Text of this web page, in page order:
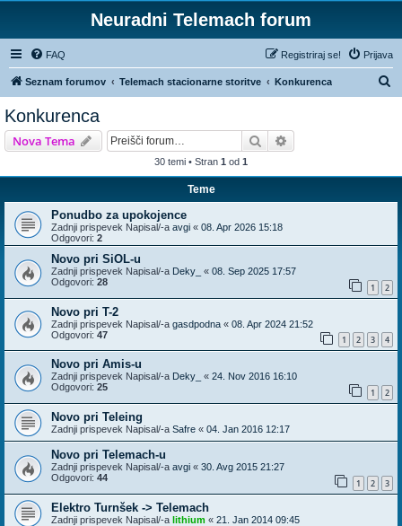
Neuradni Telemach forum
FAQ Prijava
Registriraj se!
Seznam forumov Telemach stacionarne storitve Konkurenca
Konkurenca
Nova Tema Iskanje
30 temi • Stran 1 od 1
Teme
Ponudbo za upokojence
Zadnji prispevek Napisal/-a avgi « 08. Apr 2026 15:18
Odgovori: 2
Novo pri SiOL-u
Zadnji prispevek Napisal/-a Deky_ « 08. Sep 2025 17:57
Odgovori: 28 1 2
Novo pri T-2
Zadnji prispevek Napisal/-a gasdpodna « 08. Apr 2024 21:52
Odgovori: 47 1 2 3 4
Novo pri Amis-u
Zadnji prispevek Napisal/-a Deky_ « 24. Nov 2016 16:10
Odgovori: 25 1 2
Novo pri Teleing
Zadnji prispevek Napisal/-a Safre « 04. Jan 2016 12:17
Novo pri Telemach-u
Zadnji prispevek Napisal/-a avgi « 30. Avg 2015 21:27
Odgovori: 44 1 2 3
Elektro Turnšek -> Telemach
Zadnji prispevek Napisal/-a lithium « 21. Jan 2014 09:45